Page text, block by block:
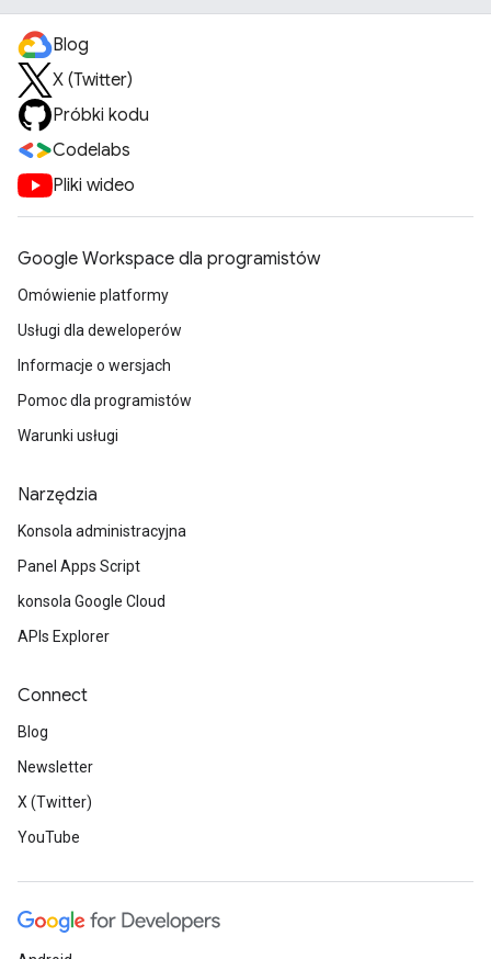
Blog
X (Twitter)
Próbki kodu
Codelabs
Pliki wideo
Google Workspace dla programistów
Omówienie platformy
Usługi dla deweloperów
Informacje o wersjach
Pomoc dla programistów
Warunki usługi
Narzędzia
Konsola administracyjna
Panel Apps Script
konsola Google Cloud
APIs Explorer
Connect
Blog
Newsletter
X (Twitter)
YouTube